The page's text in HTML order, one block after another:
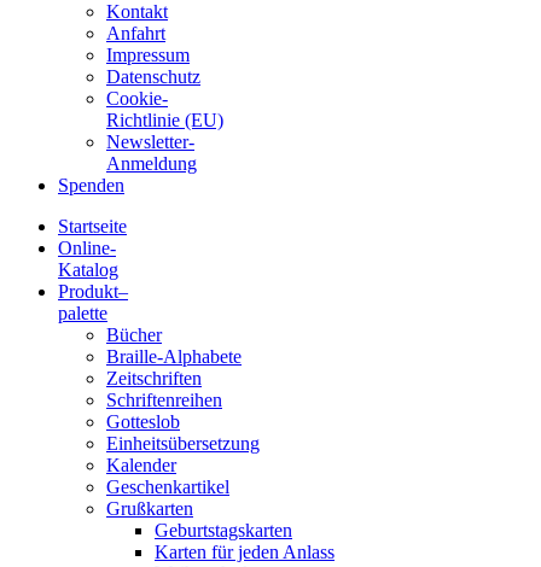
Kontakt
Anfahrt
Impressum
Datenschutz
Cookie-
Richtlinie (EU)
Newsletter-
Anmeldung
Spenden
Blindenschrift-
Verlag
Druckerei
gGmbH
Startseite
Online-
Katalog
Produkt–
palette
Bücher
Braille-Alphabete
Zeitschriften
Schriftenreihen
Gotteslob
Einheitsübersetzung
Kalender
Geschenkartikel
Grußkarten
Geburtstagskarten
Karten für jeden Anlass